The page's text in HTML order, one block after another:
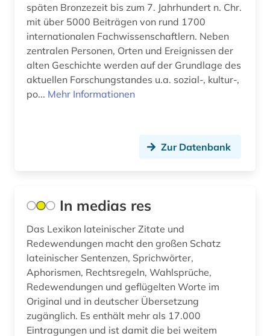
späten Bronzezeit bis zum 7. Jahrhundert n. Chr.
mit über 5000 Beiträgen von rund 1700
internationalen Fachwissenschaftlern. Neben
zentralen Personen, Orten und Ereignissen der
alten Geschichte werden auf der Grundlage des
aktuellen Forschungstandes u.a. sozial-, kultur-,
po... Mehr Informationen
Zur Datenbank
In medias res
Das Lexikon lateinischer Zitate und
Redewendungen macht den großen Schatz
lateinischer Sentenzen, Sprichwörter,
Aphorismen, Rechtsregeln, Wahlsprüche,
Redewendungen und geflügelten Worte im
Original und in deutscher Übersetzung
zugänglich. Es enthält mehr als 17.000
Eintragungen und ist damit die bei weitem